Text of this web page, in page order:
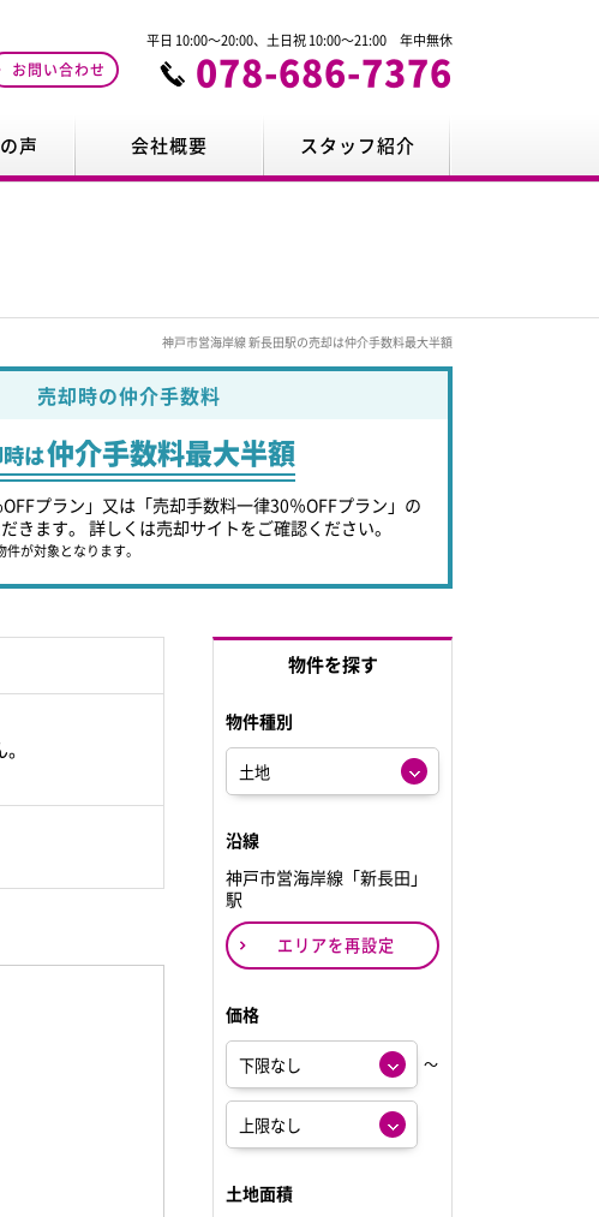
お問い合わせ
平日 10:00～20:00、土日祝 10:00～21:00 年中無休
078-686-7376
声 会社概要 スタッフ紹介
神戸市営海岸線 新長田駅の売却は仲介手数料最大半額
売却時の仲介手数料
は仲介手数料最大半額
OFFプラン」又は「売却手数料一律30％OFFプラン」の
きます。 詳しくは売却サイトをご確認ください。
が対象となります。
物件を探す
物件種別
沿線
神戸市営海岸線「新長田」
駅
エリアを再設定
価格
～
土地面積